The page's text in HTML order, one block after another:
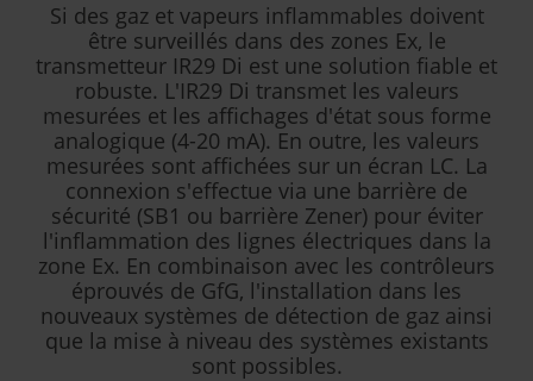
Si des gaz et vapeurs inflammables doivent
être surveillés dans des zones Ex, le
transmetteur IR29 Di est une solution fiable et
robuste. L'IR29 Di transmet les valeurs
mesurées et les affichages d'état sous forme
analogique (4-20 mA). En outre, les valeurs
mesurées sont affichées sur un écran LC. La
connexion s'effectue via une barrière de
sécurité (SB1 ou barrière Zener) pour éviter
l'inflammation des lignes électriques dans la
zone Ex. En combinaison avec les contrôleurs
éprouvés de GfG, l'installation dans les
nouveaux systèmes de détection de gaz ainsi
que la mise à niveau des systèmes existants
sont possibles.